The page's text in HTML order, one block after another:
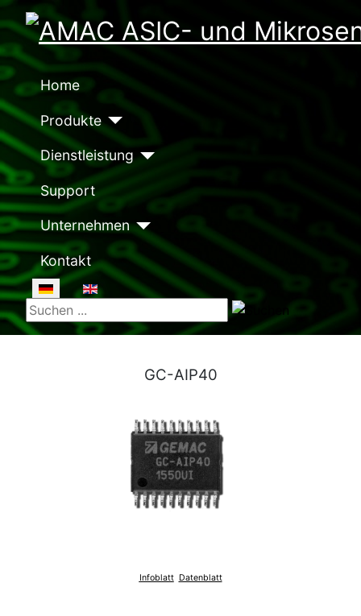
Home
Produkte
Dienstleistung
Support
Unternehmen
Kontakt
Sprache auswählen
Suchen ...
GC-AIP40
Infoblatt Datenblatt